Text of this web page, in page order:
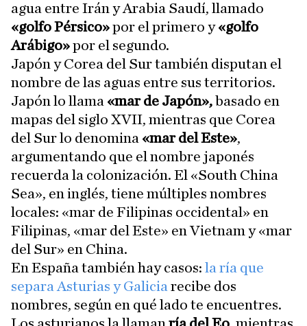
agua entre Irán y Arabia Saudí, llamado
«golfo Pérsico»por el primero y«golfo
Arábigo»por el segundo.
Japón y Corea del Sur también disputan el
nombre de las aguas entre sus territorios.
Japón lo llama «mar de Japón»,basado en
mapas del siglo XVII, mientras que Corea
del Sur lo denomina «mar del Este»,
argumentando que el nombre japonés
recuerda la colonización. El «South China
Sea», en inglés, tiene múltiples nombres
locales: «mar de Filipinas occidental» en
Filipinas, «mar del Este» en Vietnam y «mar
del Sur» en China.
En España también hay casos: la ría que
separa Asturias y Galicia recibe dos
nombres, según en qué lado te encuentres.